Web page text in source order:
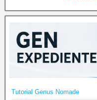
Tutorial Genus Nomade